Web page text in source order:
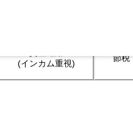
(インカム重視)
節税